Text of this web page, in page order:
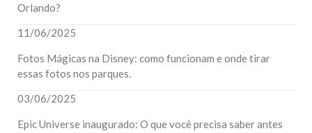
Orlando?
11/06/2025
Fotos Mágicas na Disney: como funcionam e onde tirar
essas fotos nos parques.
03/06/2025
Epic Universe inaugurado: O que você precisa saber antes